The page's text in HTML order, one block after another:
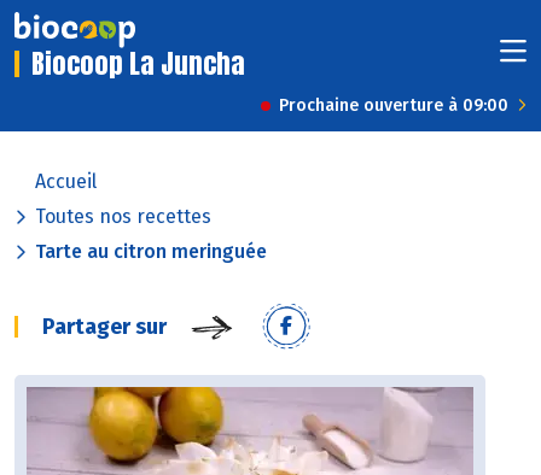
Biocoop La Juncha
Prochaine ouverture à 09:00
Accueil
Toutes nos recettes
Tarte au citron meringuée
Partager sur